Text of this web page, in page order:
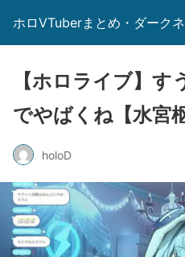
ホロVTuberまとめ・ダーク
【ホロライブ】
でやばくね【水宮枢
holoD